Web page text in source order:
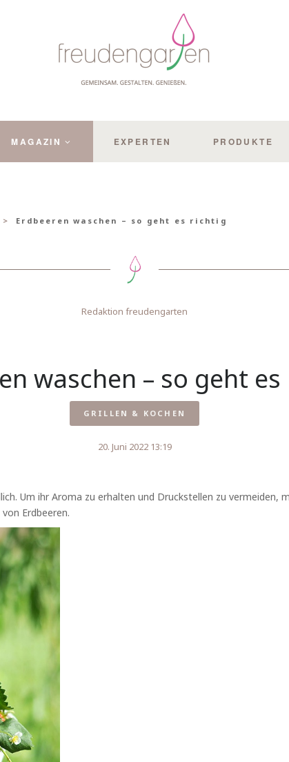
MAGAZIN EXPERTEN PRODUKTE
Erdbeeren waschen – so geht es richtig
Redaktion freudengarten
waschen – so geht
GRILLEN & KOCHEN
20. Juni 2022 13:19
Um ihr Aroma zu erhalten und Druckstellen zu vermeiden,
Erdbeeren.